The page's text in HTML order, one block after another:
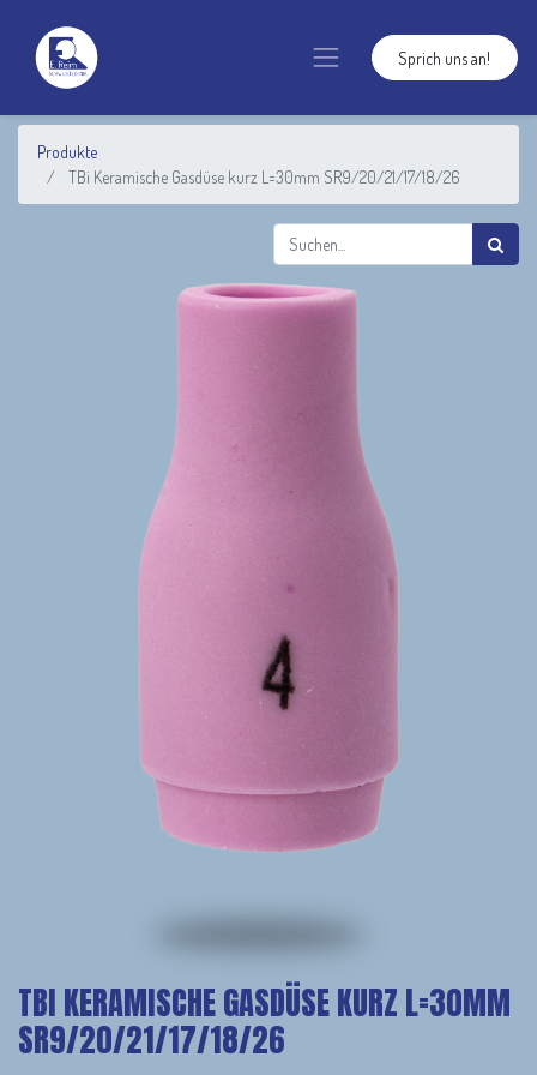
Sprich uns an!
Produkte
TBi Keramische Gasdüse kurz L=30mm SR9/20/21/17/18/26
TBI KERAMISCHE GASDÜSE KURZ L=30MM
SR9/20/21/17/18/26